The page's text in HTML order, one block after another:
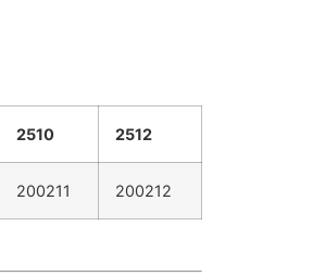
2510 2512
200211 200212